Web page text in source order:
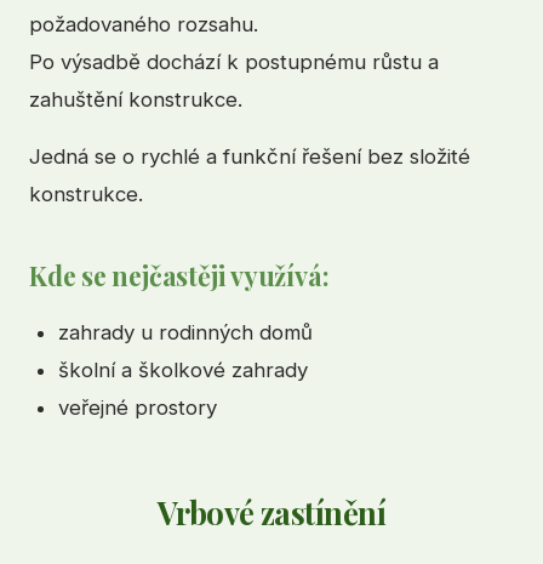
požadovaného rozsahu.
Po výsadbě dochází k postupnému růstu a
zahuštění konstrukce.
Jedná se o rychlé a funkční řešení bez složité
konstrukce.
Kde se nejčastěji využívá:
zahrady u rodinných domů
školní a školkové zahrady
veřejné prostory
Vrbové zastínění